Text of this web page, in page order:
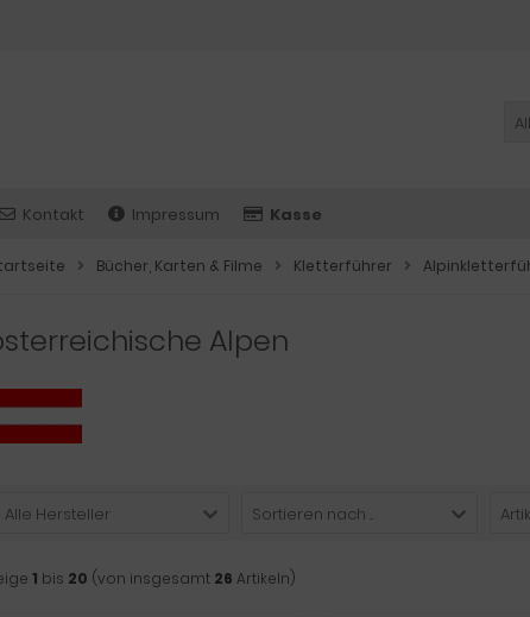
Kontakt Impressum Kasse
Bücher, Karten & Filme Kletterführer
Alpen
Alle Hersteller Sortieren nach ...
1 bis 20 (von insgesamt 26 Artikeln)